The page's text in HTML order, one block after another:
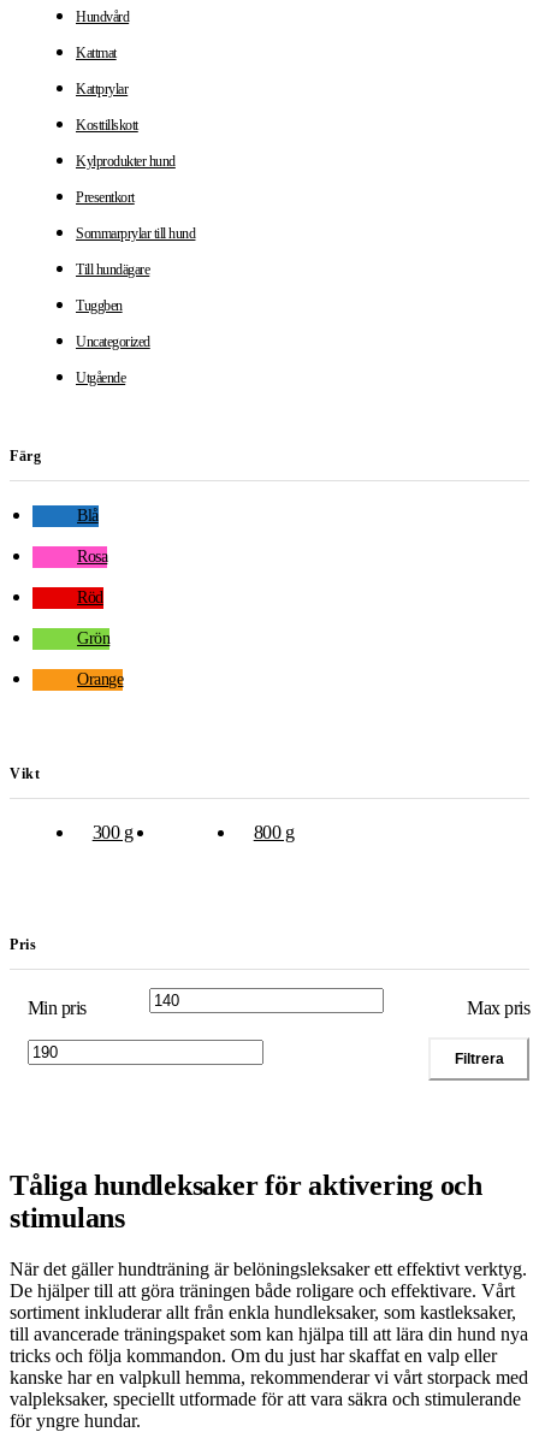
Hundvård
Kattmat
Kattprylar
Kosttillskott
Kylprodukter hund
Presentkort
Sommarprylar till hund
Till hundägare
Tuggben
Uncategorized
Utgående
Färg
Blå
Rosa
Röd
Grön
Orange
Vikt
300 g 800 g
Pris
Min pris Max pris
Filtrera
Tåliga hundleksaker för aktivering och
stimulans
När det gäller hundträning är belöningsleksaker ett effektivt verktyg.
De hjälper till att göra träningen både roligare och effektivare. Vårt
sortiment inkluderar allt från enkla hundleksaker, som kastleksaker,
till avancerade träningspaket som kan hjälpa till att lära din hund nya
tricks och följa kommandon. Om du just har skaffat en valp eller
kanske har en valpkull hemma, rekommenderar vi vårt storpack med
valpleksaker, speciellt utformade för att vara säkra och stimulerande
för yngre hundar.